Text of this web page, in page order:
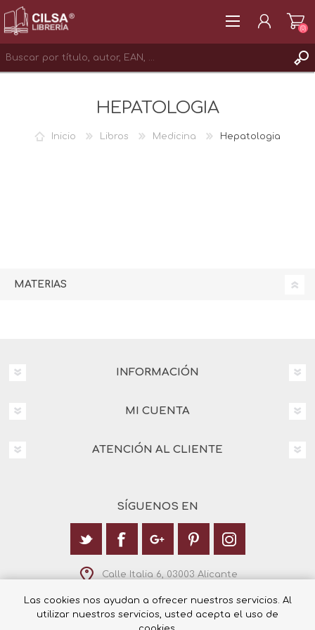
INICIAR SESIÓN
(0)
HEPATOLOGIA
Inicio Libros Medicina Hepatologia
MATERIAS
INFORMACIÓN
MI CUENTA
ATENCIÓN AL CLIENTE
SÍGUENOS EN
Calle Italia 6, 03003 Alicante
+34 965 12 23 55
Las cookies nos ayudan a ofrecer nuestros servicios. Al
utilizar nuestros servicios, usted acepta el uso de